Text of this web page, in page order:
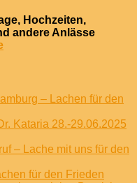
Hochzeiten,
andere Anlässe
– Lachen für den
Kataria 28.-29.06.2025
– Lache mit uns für den
für den Frieden